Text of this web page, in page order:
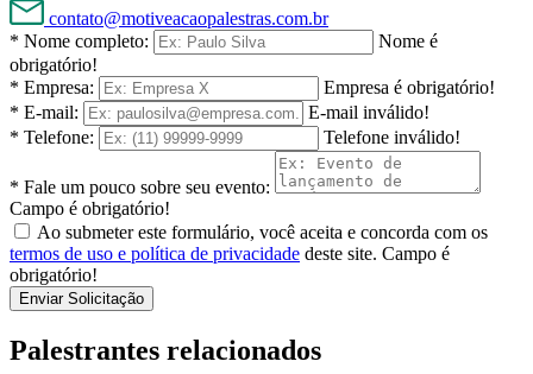
contato@motiveacaopalestras.com.br
* Nome completo:
Nome é
obrigatório!
* Empresa:
Empresa é obrigatório!
* E-mail:
E-mail inválido!
* Telefone:
Telefone inválido!
* Fale um pouco sobre seu evento:
Campo é obrigatório!
Ao submeter este formulário, você aceita e concorda com os
termos de uso e política de privacidade deste site. Campo é
obrigatório!
Enviar Solicitação
Palestrantes relacionados